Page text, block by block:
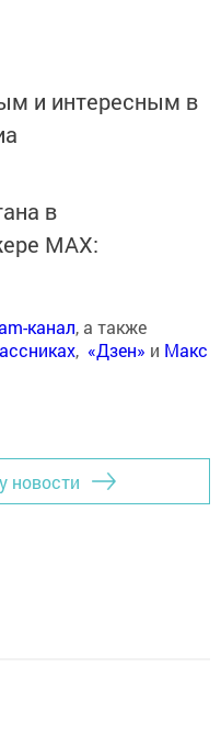
и интересным в
в
MАХ:
канал, а также
, «Дзен» и Макс
новости